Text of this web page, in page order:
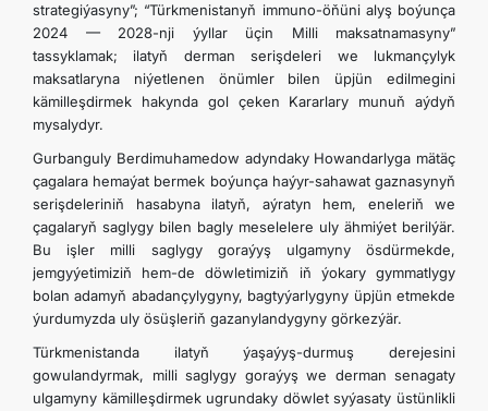
strategiýasyny”; “Türkmenistanyň immuno-öňüni alyş boýunça
2024 — 2028-nji ýyllar üçin Milli maksatnamasyny”
tassyklamak; ilatyň derman serişdeleri we lukmançylyk
maksatlaryna niýetlenen önümler bilen üpjün edilmegini
kämilleşdirmek hakynda gol çeken Kararlary munuň aýdyň
mysalydyr.
Gurbanguly Berdimuhamedow adyndaky Howandarlyga mätäç
çagalara hemaýat bermek boýunça haýyr-sahawat gaznasynyň
serişdeleriniň hasabyna ilatyň, aýratyn hem, eneleriň we
çagalaryň saglygy bilen bagly meselelere uly ähmiýet berilýär.
Bu işler milli saglygy goraýyş ulgamyny ösdürmekde,
jemgyýetimiziň hem-de döwletimiziň iň ýokary gymmatlygy
bolan adamyň abadançylygyny, bagtyýarlygyny üpjün etmekde
ýurdumyzda uly ösüşleriň gazanylandygyny görkezýär.
Türkmenistanda ilatyň ýaşaýyş-durmuş derejesini
gowulandyrmak, milli saglygy goraýyş we derman senagaty
ulgamyny kämilleşdirmek ugrundaky döwlet syýasaty üstünlikli